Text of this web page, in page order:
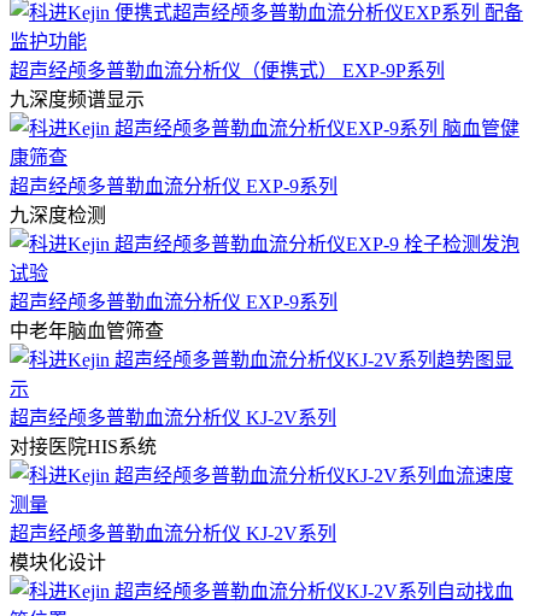
超声经颅多普勒血流分析仪（便携式） EXP-9P系列
九深度频谱显示
超声经颅多普勒血流分析仪 EXP-9系列
九深度检测
超声经颅多普勒血流分析仪 EXP-9系列
中老年脑血管筛查
超声经颅多普勒血流分析仪 KJ-2V系列
对接医院HIS系统
超声经颅多普勒血流分析仪 KJ-2V系列
模块化设计